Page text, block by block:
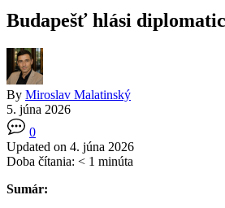
Budapešť hlási
By Miroslav Malatinský
5. júna 2026
0
Updated on 4. júna 2026
Doba čítania: < 1 minúta
Sumár: